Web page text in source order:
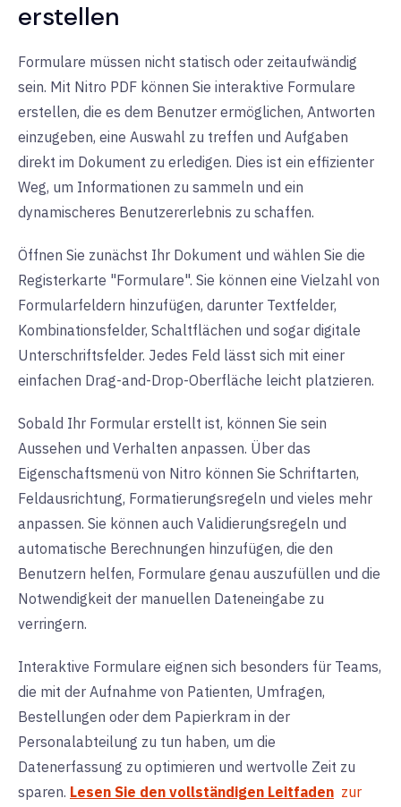
erstellen
Formulare müssen nicht statisch oder zeitaufwändig
sein. Mit Nitro PDF können Sie interaktive Formulare
erstellen, die es dem Benutzer ermöglichen, Antworten
einzugeben, eine Auswahl zu treffen und Aufgaben
direkt im Dokument zu erledigen. Dies ist ein effizienter
Weg, um Informationen zu sammeln und ein
dynamischeres Benutzererlebnis zu schaffen.
Öffnen Sie zunächst Ihr Dokument und wählen Sie die
Registerkarte "Formulare". Sie können eine Vielzahl von
Formularfeldern hinzufügen, darunter Textfelder,
Kombinationsfelder, Schaltflächen und sogar digitale
Unterschriftsfelder. Jedes Feld lässt sich mit einer
einfachen Drag-and-Drop-Oberfläche leicht platzieren.
Sobald Ihr Formular erstellt ist, können Sie sein
Aussehen und Verhalten anpassen. Über das
Eigenschaftsmenü von Nitro können Sie Schriftarten,
Feldausrichtung, Formatierungsregeln und vieles mehr
anpassen. Sie können auch Validierungsregeln und
automatische Berechnungen hinzufügen, die den
Benutzern helfen, Formulare genau auszufüllen und die
Notwendigkeit der manuellen Dateneingabe zu
verringern.
Interaktive Formulare eignen sich besonders für Teams,
die mit der Aufnahme von Patienten, Umfragen,
Bestellungen oder dem Papierkram in der
Personalabteilung zu tun haben, um die
Datenerfassung zu optimieren und wertvolle Zeit zu
sparen. Lesen Sie den vollständigen Leitfaden zur